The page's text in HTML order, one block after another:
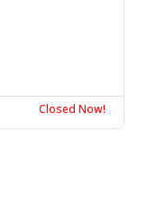
Closed Now!